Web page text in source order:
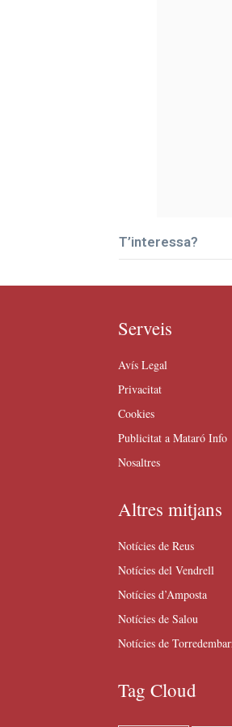
T’interessa?
Serveis
Avís Legal
Privacitat
Cookies
Publicitat a Mataró Info
Nosaltres
Altres mitjans
Notícies de Reus
Notícies del Vendrell
Notícies d’Amposta
Notícies de Salou
Notícies de
Tag Cloud